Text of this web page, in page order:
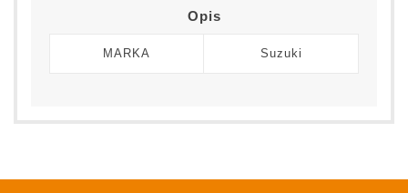
Opis
MARKA Suzuki